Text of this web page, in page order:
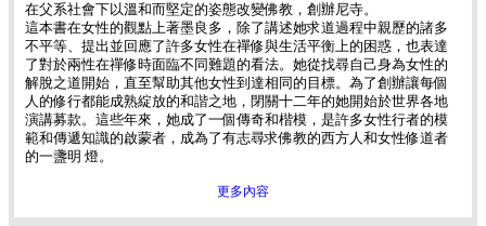
在父系社會下以溫和而堅定的姿態改變佛教，創辦尼寺。
這本書在女性的觀點上著墨良多，除了講述她求道過程中親歷的諸多
不平等、提出並回應了許多女性在禪修與生活平衡上的困惑，也表達
了對於兩性在禪修時面臨不同難題的看法。她從找尋自己身為女性的
解脫之道開始，直至幫助其他女性到達相同的目標。為了創辦讓每個
人的修行都能成熟綻放的和諧之地，閉關十二年的她開始於世界各地
演講募款。這些年來，她成了一個傳奇和楷模，是許多女性行者的模
範和傳遞知識的啟蒙者，成為了有志尋求佛教的西方人和女性修道者
的一盞明 燈。
更多內容